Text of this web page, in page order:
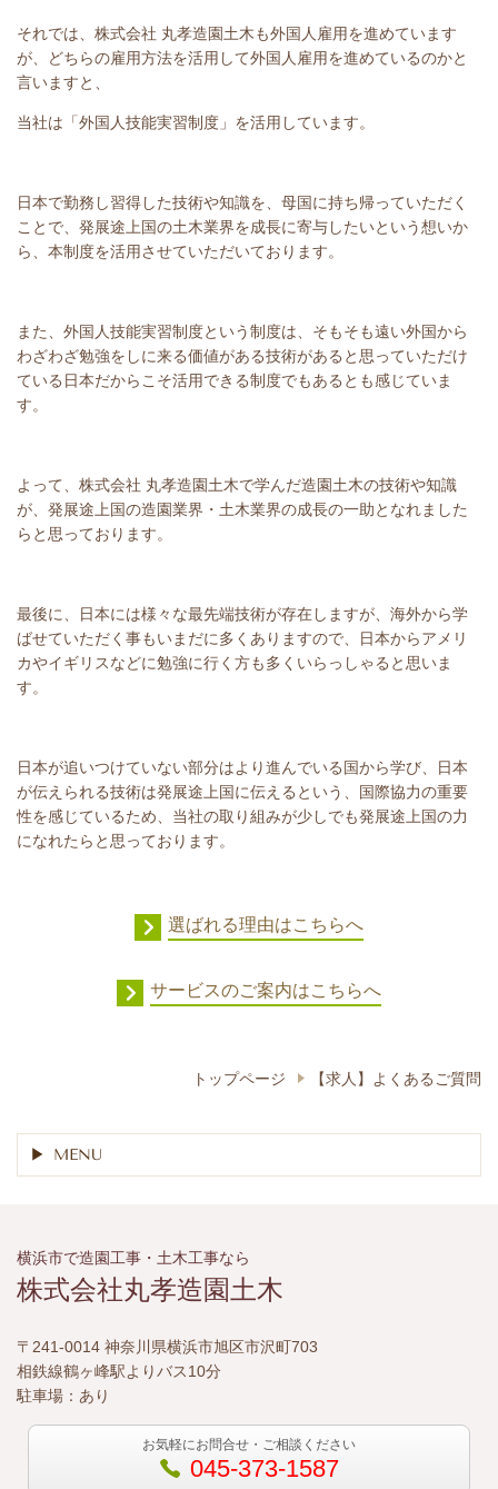
それでは、株式会社 丸孝造園土木も外国人雇用を進めています
が、どちらの雇用方法を活用して外国人雇用を進めているのかと
言いますと、
当社は「外国人技能実習制度」を活用しています。
日本で勤務し習得した技術や知識を、母国に持ち帰っていただく
ことで、発展途上国の土木業界を成長に寄与したいという想いか
ら、本制度を活用させていただいております。
また、外国人技能実習制度という制度は、そもそも遠い外国から
わざわざ勉強をしに来る価値がある技術があると思っていただけ
ている日本だからこそ活用できる制度でもあるとも感じていま
す。
よって、株式会社 丸孝造園土木で学んだ造園土木の技術や知識
が、発展途上国の造園業界・土木業界の成長の一助となれました
らと思っております。
最後に、日本には様々な最先端技術が存在しますが、海外から学
ばせていただく事もいまだに多くありますので、日本からアメリ
カやイギリスなどに勉強に行く方も多くいらっしゃると思いま
す。
日本が追いつけていない部分はより進んでいる国から学び、日本
が伝えられる技術は発展途上国に伝えるという、国際協力の重要
性を感じているため、当社の取り組みが少しでも発展途上国の力
になれたらと思っております。
選ばれる理由はこちらへ
サービスのご案内はこちらへ
トップページ 【求人】よくあるご質問
MENU
横浜市で造園工事・土木工事なら
株式会社丸孝造園土木
〒241-0014 神奈川県横浜市旭区市沢町703
相鉄線鶴ヶ峰駅よりバス10分
駐車場：あり
お気軽にお問合せ・ご相談ください
045-373-1587